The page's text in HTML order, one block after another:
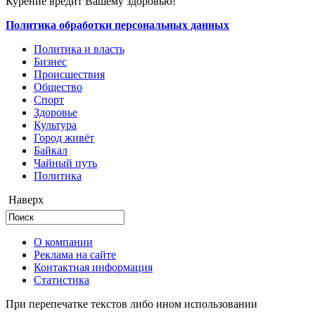
Политика обработки персональных данных
Политика и власть
Бизнес
Происшествия
Общество
Cпорт
Здоровье
Культура
Город живёт
Байкал
Чайный путь
Политика
Наверх
О компании
Реклама на сайте
Контактная информация
Статистика
При перепечатке текстов либо ином использовании